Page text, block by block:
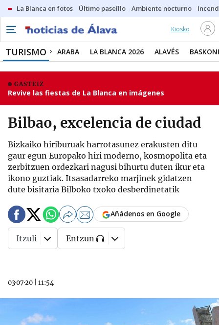
La Blanca en fotos Último paseíllo Ambiente nocturno
Kiosko
TURISMO ARABA LA BLANCA 2026 ALAVÉS
GASTEIZ
Revive las fiestas de La Blanca en imágenes
Bilbao, excelencia de ciudad
Bizkaiko hiriburuak harrotasunez erakusten ditu
gaur egun Europako hiri moderno, kosmopolita eta
zerbitzuen ordezkari nagusi bihurtu duten ikur eta
ikono guztiak. Itsasadarreko marjinek gidatzen
dute bisitaria Bilboko txoko desberdinetatik
03·07·20 11:54
Añádenos en Google
Itzuli Entzun